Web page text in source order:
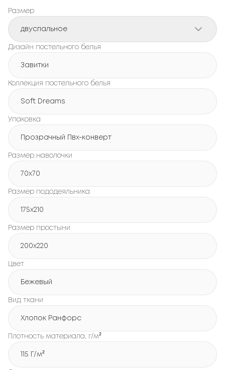
Размер
двуспальное
Дизайн постельного белья
Завитки
Коллекция постельного белья
Soft Dreams
Упаковка
Прозрачный Пвх-конверт
Размер наволочки
70x70
Размер пододеяльника
175x210
Размер простыни
200x220
Цвет
Бежевый
Вид ткани
Хлопок Ранфорс
Плотность материала, г/м²
115 Г/м²